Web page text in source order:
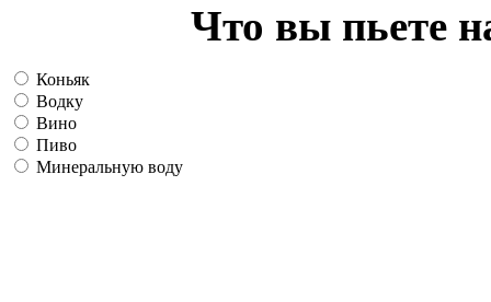
Что вы пьете
Коньяк
Водку
Вино
Пиво
Минеральную воду